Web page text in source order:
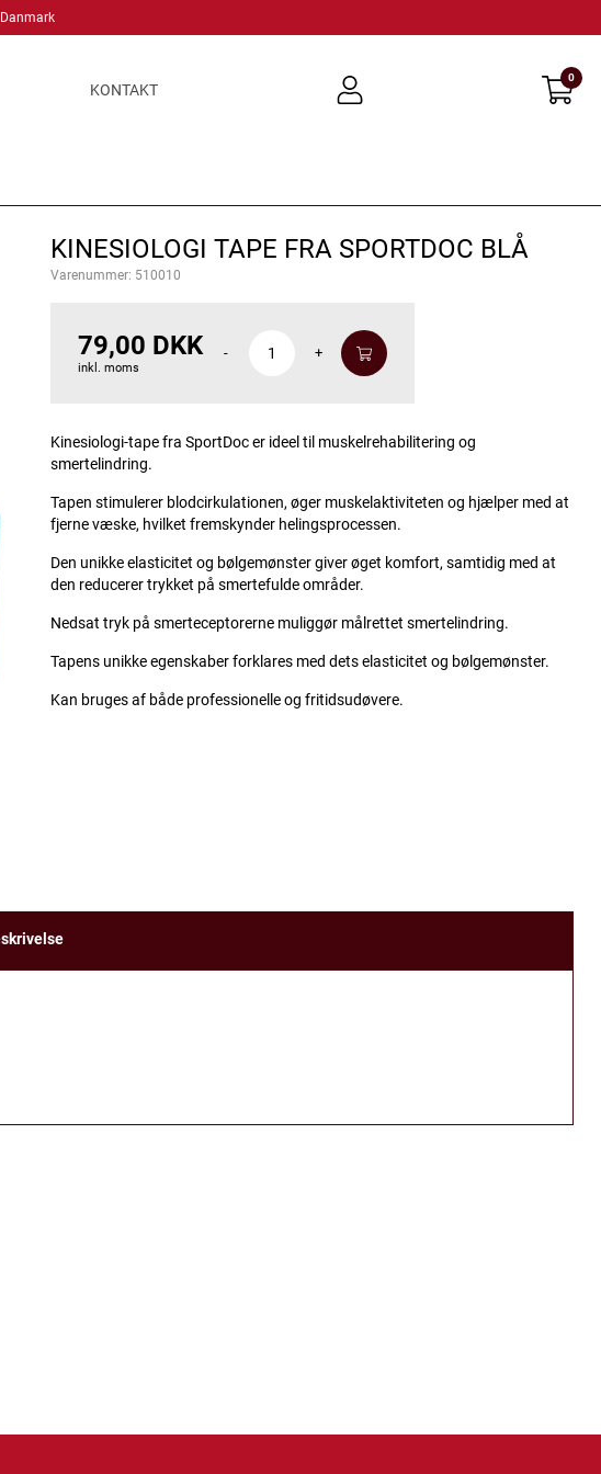
KONTAKT
0
KINESIOLOGI TAPE FRA SPORTDOC BLÅ
Varenummer: 510010
79,00 DKK
inkl. moms
- +
Kinesiologi-tape fra SportDoc er ideel til muskelrehabilitering og
smertelindring.
Tapen stimulerer blodcirkulationen, øger muskelaktiviteten og hjælper med at
fjerne væske, hvilket fremskynder helingsprocessen.
Den unikke elasticitet og bølgemønster giver øget komfort, samtidig med at
den reducerer trykket på smertefulde områder.
Nedsat tryk på smerteceptorerne muliggør målrettet smertelindring.
Tapens unikke egenskaber forklares med dets elasticitet og bølgemønster.
Kan bruges af både professionelle og fritidsudøvere.